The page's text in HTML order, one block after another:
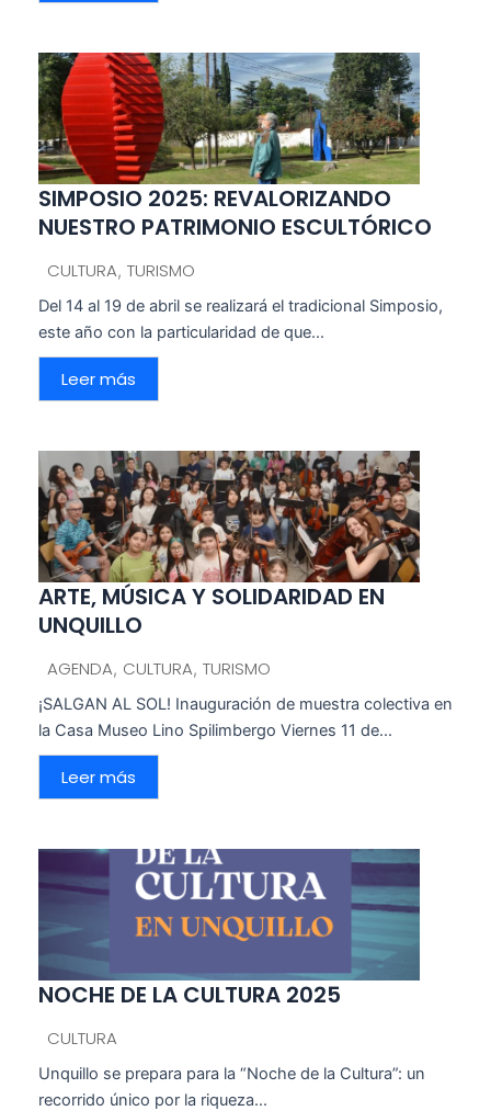
SIMPOSIO 2025: REVALORIZANDO
NUESTRO PATRIMONIO ESCULTÓRICO
CULTURA, TURISMO
Del 14 al 19 de abril se realizará el tradicional Simposio,
este año con la particularidad de que...
Leer más
ARTE, MÚSICA Y SOLIDARIDAD EN
UNQUILLO
AGENDA, CULTURA, TURISMO
¡SALGAN AL SOL! Inauguración de muestra colectiva en
la Casa Museo Lino Spilimbergo Viernes 11 de...
Leer más
NOCHE DE LA CULTURA 2025
CULTURA
Unquillo se prepara para la “Noche de la Cultura”: un
recorrido único por la riqueza...